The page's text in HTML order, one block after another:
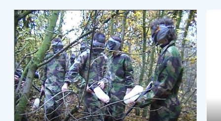
Dit zit niet bij de prijs inbegrepen, maar er zijn legio
mogelijkheden. Neemcontact opvoor de opties.